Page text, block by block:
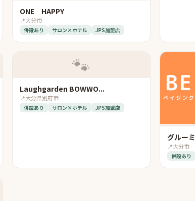
ONE HAPPY
📍大分市
併設あり サロン×ホテル JPS加盟店
🐾
Laughgarden BOWWO...
📍大分県別府市
併設あり サロン×ホテル JPS加盟店
グルー
📍大分市
併設あり